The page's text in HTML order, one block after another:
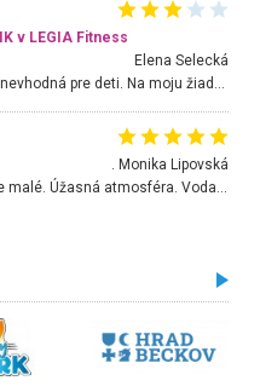
v LEGIA Fitness
Elena Selecká
. Monika Lipovská
Úžasné prostredie, napriek tomu, že je malé. Úžasná atmosféra. Voda fantastická a nádherná. Ľudí je pomerne veľa, ale su mili a ohľaduplní. Je veľmi zaujímavé sledovať, ako dokážu spolu športovať cudzí ľudia a bez ohľadu na vek. Vládne tu pohoda. Vnuka neviem dostať z vody. Ďakujem za krásny deň . Urcite sa sem vrátim. Jediný problém je s parkovaním, ale aj ten sa mi podarilo vyriešiť. Monika Bratislava